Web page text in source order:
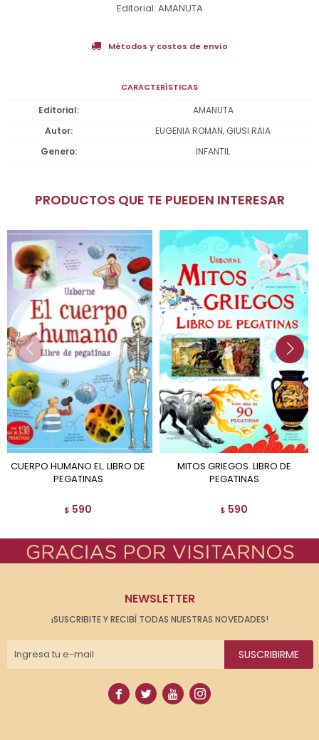
Editorial: AMANUTA
Métodos y costos de envío
CARACTERÍSTICAS
Editorial
AMANUTA
Autor
EUGENIA ROMAN, GIUSI RAIA
Genero
INFANTIL
PRODUCTOS QUE TE PUEDEN INTERESAR
CUERPO HUMANO EL. LIBRO DE
PEGATINAS
$ 590
MITOS GRIEGOS. LIBRO DE
PEGATINAS
$ 590
NEWSLETTER
¡SUSCRIBITE Y RECIBÍ TODAS NUESTRAS NOVEDADES!
SUSCRIBIRME
   